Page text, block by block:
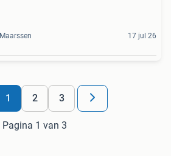
Maarssen 17 jul 26
1 2 3
Pagina 1 van 3